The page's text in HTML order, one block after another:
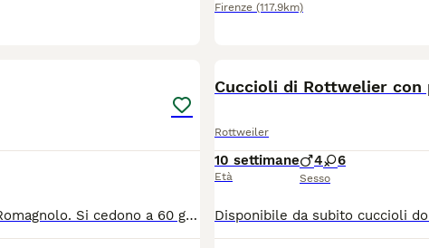
Firenze (117.9km)
Bellissimi cuccioli bianchi di Lagotto Romagnolo. Si cedono a 60 giorni, vaccinati, sverminanti,con microchip e libretto sanitario. Genitori ottimi cercatori di tartufi.
Cuccioli di Rottwelier con
Rottweiler
10 settimane
Età
4 6
Sesso